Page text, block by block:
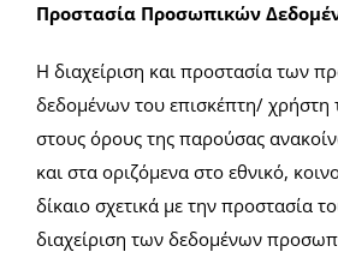
Προστασία Προσωπικών
Η διαχείριση και προστασία των
δεδομένων του επισκέπτη/ χρήστη
στους όρους της παρούσας
και στα οριζόμενα στο εθνικό,
δίκαιο σχετικά με την προστασία
διαχείριση των δεδομένων